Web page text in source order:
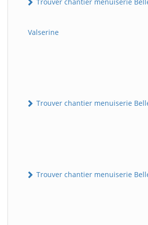
Valserine
Trouver chantier menuiserie
Trouver chantier menuiserie